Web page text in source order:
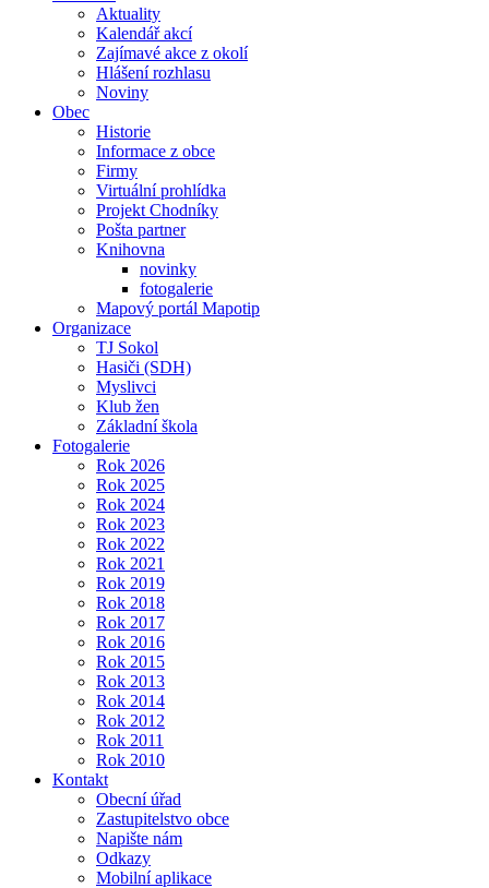
Aktuality
Kalendář akcí
Zajímavé akce z okolí
Hlášení rozhlasu
Noviny
Obec
Historie
Informace z obce
Firmy
Virtuální prohlídka
Projekt Chodníky
Pošta partner
Knihovna
novinky
fotogalerie
Mapový portál Mapotip
Organizace
TJ Sokol
Hasiči (SDH)
Myslivci
Klub žen
Základní škola
Fotogalerie
Rok 2026
Rok 2025
Rok 2024
Rok 2023
Rok 2022
Rok 2021
Rok 2019
Rok 2018
Rok 2017
Rok 2016
Rok 2015
Rok 2013
Rok 2014
Rok 2012
Rok 2011
Rok 2010
Kontakt
Obecní úřad
Zastupitelstvo obce
Napište nám
Odkazy
Mobilní aplikace